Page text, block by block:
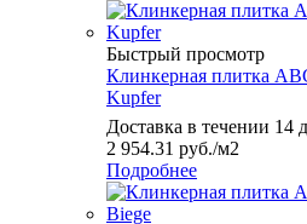
Быстрый просмотр
Клинкерная плитка
Kupfer
Доставка в течении 14
2 954.31 руб./м2
Подробнее